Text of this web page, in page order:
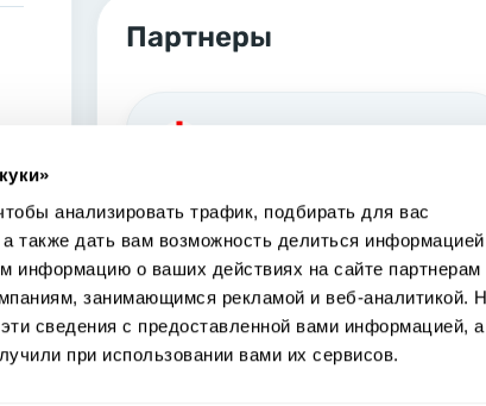
анализировать трафик, подбирать для вас
также дать вам возможность делиться
информацию о ваших действиях на сайте партнерам
занимающимся рекламой и веб-аналитикой.
сведения с предоставленной вами информацией, а
при использовании вами их сервисов.
Партнеры
USA, Los Angeles